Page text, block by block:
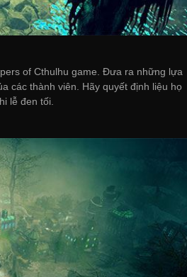
of Cthulhu game. Đưa ra những lựa
các thành viên. Hãy quyết định liệu họ
lễ đen tối.